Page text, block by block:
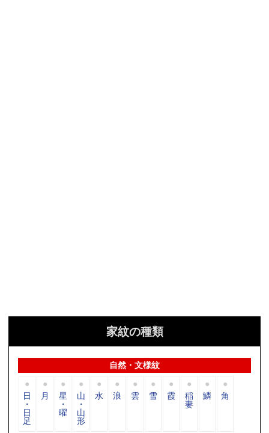
家紋の種類
自然・文様紋
日
・
日
足
月 星
・
曜
山
・
山
形
水 浪 雲 雪 霞 稲
妻
鱗 角